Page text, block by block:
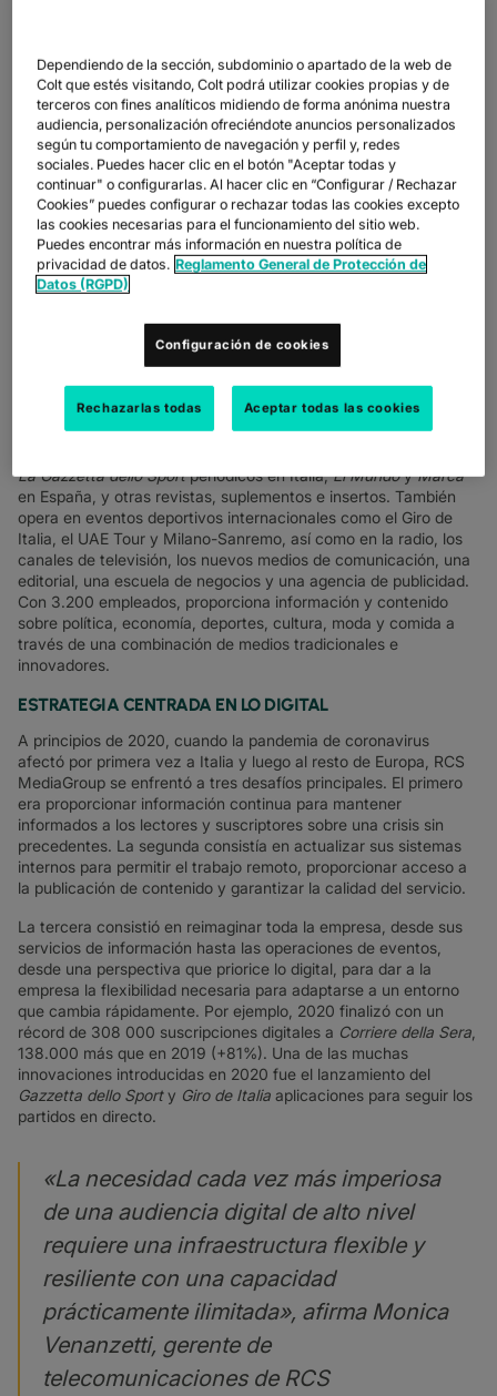
MODERNISE CLOUD ENVIRONMENTS
SHARE
La pandemia impulsó a RCS MediaGroup a impulsar la inversión
en medios digitales. Con Colt, ha encontrado una solución
RCS MediaGroup es líder en medios y publicaciones en Europa,
La Gazzetta dello Sportperiódicos en Italia,El MundoyMarca
en España, y otras revistas, suplementos e insertos. También
opera en eventos deportivos internacionales como el Giro de
Italia, el UAE Tour y Milano-Sanremo, así como en la radio, los
canales de televisión, los nuevos medios de comunicación, una
editorial, una escuela de negocios y una agencia de publicidad.
Con 3.200 empleados, proporciona información y contenido
sobre política, economía, deportes, cultura, moda y comida a
través de una combinación de medios tradicionales e
innovadores.
ESTRATEGIA CENTRADA EN LO DIGITAL
A principios de 2020, cuando la pandemia de coronavirus
afectó por primera vez a Italia y luego al resto de Europa, RCS
MediaGroup se enfrentó a tres desafíos principales. El primero
era proporcionar información continua para mantener
informados a los lectores y suscriptores sobre una crisis sin
precedentes. La segunda consistía en actualizar sus sistemas
internos para permitir el trabajo remoto, proporcionar acceso a
la publicación de contenido y garantizar la calidad del servicio.
La tercera consistió en reimaginar toda la empresa, desde sus
servicios de información hasta las operaciones de eventos,
desde una perspectiva que priorice lo digital, para dar a la
empresa la flexibilidad necesaria para adaptarse a un entorno
que cambia rápidamente. Por ejemplo, 2020 finalizó con un
récord de 308 000 suscripciones digitales a Corriere della Sera
138.000 más que en 2019 (+81%). Una de las muchas
innovaciones introducidas en 2020 fue el lanzamiento del
Gazzetta dello Sporty Giro de Italia aplicaciones para seguir los
partidos en directo.
«La necesidad cada vez más imperiosa
de una audiencia digital de alto nivel
requiere una infraestructura flexible y
resiliente con una capacidad
prácticamente ilimitada», afirma Monica
Venanzetti, gerente de
telecomunicaciones de RCS
Dependiendo de la sección, subdominio o apartado de la web de
Colt que estés visitando, Colt podrá utilizar cookies propias y de
terceros con fines analíticos midiendo de forma anónima nuestra
audiencia, personalización ofreciéndote anuncios personalizados
según tu comportamiento de navegación y perfil y, redes
sociales. Puedes hacer clic en el botón "Aceptar todas y
continuar" o configurarlas. Al hacer clic en “Configurar / Rechazar
Cookies” puedes configurar o rechazar todas las cookies excepto
las cookies necesarias para el funcionamiento del sitio web.
Puedes encontrar más información en nuestra política de
privacidad de datos. Reglamento General de Protección de
Datos (RGPD)
Configuración de cookies
Rechazarlas todas Aceptar todas las cookies